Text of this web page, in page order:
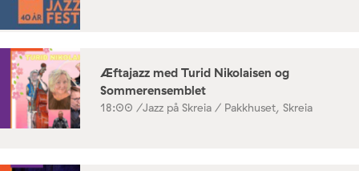
Æftajazz med Turid Nikolaisen og
Sommerensemblet
18:00 /Jazz på Skreia / Pakkhuset, Skreia